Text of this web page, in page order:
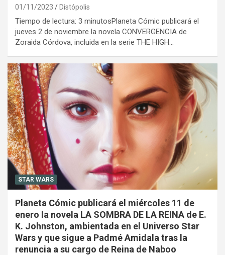
01/11/2023 Distópolis
Tiempo de lectura: 3 minutosPlaneta Cómic publicará el
jueves 2 de noviembre la novela CONVERGENCIA de
Zoraida Córdova, incluida en la serie THE HIGH…
STAR WARS
Planeta Cómic publicará el miércoles 11 de
enero la novela LA SOMBRA DE LA REINA de E.
K. Johnston, ambientada en el Universo Star
Wars y que sigue a Padmé Amidala tras la
renuncia a su cargo de Reina de Naboo